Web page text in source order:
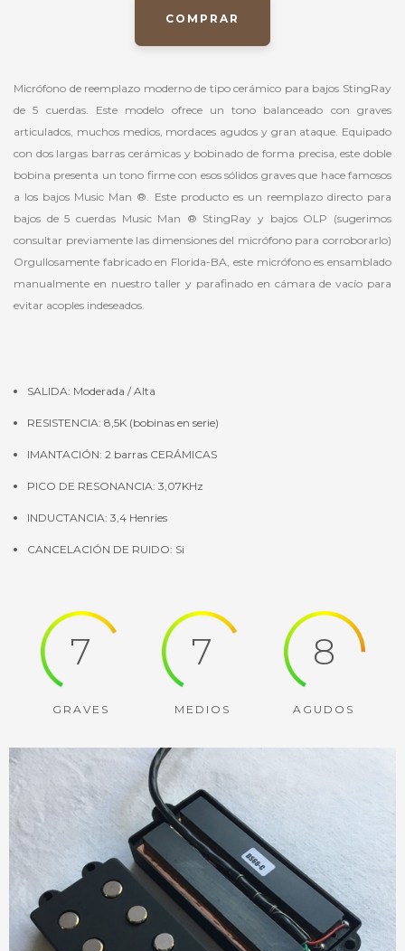
COMPRAR
Micrófono de reemplazo moderno de tipo cerámico para bajos StingRay
de 5 cuerdas. Este modelo ofrece un tono balanceado con graves
articulados, muchos medios, mordaces agudos y gran ataque. Equipado
con dos largas barras cerámicas y bobinado de forma precisa, este doble
bobina presenta un tono firme con esos sólidos graves que hace famosos
a los bajos Music Man ®. Este producto es un reemplazo directo para
bajos de 5 cuerdas Music Man ® StingRay y bajos OLP (sugerimos
consultar previamente las dimensiones del micrófono para corroborarlo)
Orgullosamente fabricado en Florida-BA, este micrófono es ensamblado
manualmente en nuestro taller y parafinado en cámara de vacío para
evitar acoples indeseados.
SALIDA: Moderada / Alta
RESISTENCIA: 8,5K (bobinas en serie)
IMANTACIÓN: 2 barras CERÁMICAS
PICO DE RESONANCIA: 3,07KHz
INDUCTANCIA: 3,4 Henries
CANCELACIÓN DE RUIDO: Si
7
GRAVES
7
MEDIOS
8
AGUDOS